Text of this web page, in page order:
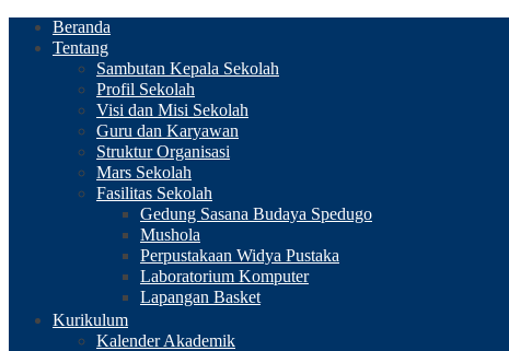
Beranda
Tentang
Sambutan Kepala Sekolah
Profil Sekolah
Visi dan Misi Sekolah
Guru dan Karyawan
Struktur Organisasi
Mars Sekolah
Fasilitas Sekolah
Gedung Sasana Budaya Spedugo
Mushola
Perpustakaan Widya Pustaka
Laboratorium Komputer
Lapangan Basket
Kurikulum
Kalender Akademik